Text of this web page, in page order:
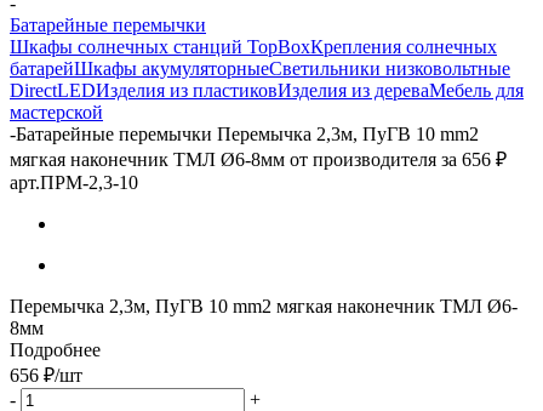
Батарейные перемычки
Шкафы солнечных станций TopBoxКрепления солнечных
батарейШкафы акумуляторныеСветильники низковольтные
DirectLEDИзделия из пластиковИзделия из дереваМебель для
мастерской
-Батарейные перемычки Перемычка 2,3м, ПуГВ 10 mm2
мягкая наконечник ТМЛ Ø6-8мм от производителя за 656 ₽
арт.ПРМ-2,3-10
Перемычка 2,3м, ПуГВ 10 mm2 мягкая наконечник ТМЛ Ø6-
8мм
Подробнее
656 ₽/шт
-
+